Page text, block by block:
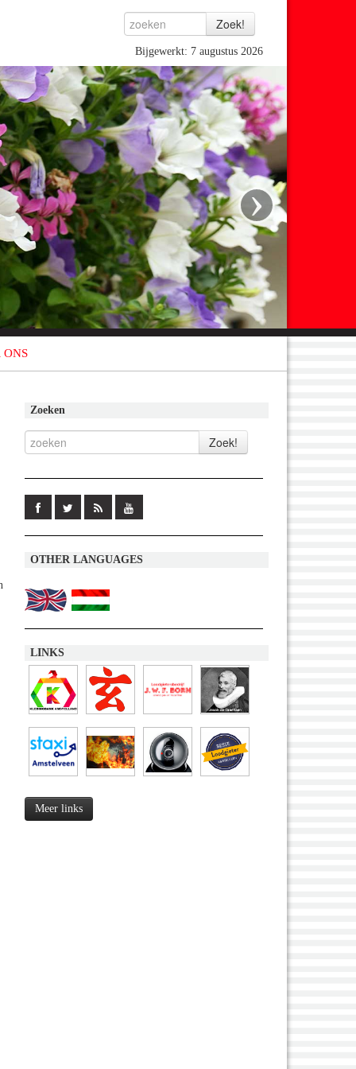
Bijgewerkt: 7 augustus 2026
›
ONS
Zoeken
OTHER LANGUAGES
LINKS
Meer links